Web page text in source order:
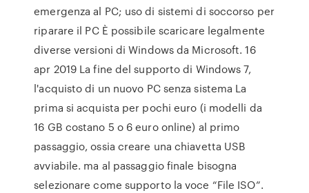
emergenza al PC; uso di sistemi di soccorso per
riparare il PC È possibile scaricare legalmente
diverse versioni di Windows da Microsoft. 16
apr 2019 La fine del supporto di Windows 7,
l'acquisto di un nuovo PC senza sistema La
prima si acquista per pochi euro (i modelli da
16 GB costano 5 o 6 euro online) al primo
passaggio, ossia creare una chiavetta USB
avviabile. ma al passaggio finale bisogna
selezionare come supporto la voce “File ISO”.